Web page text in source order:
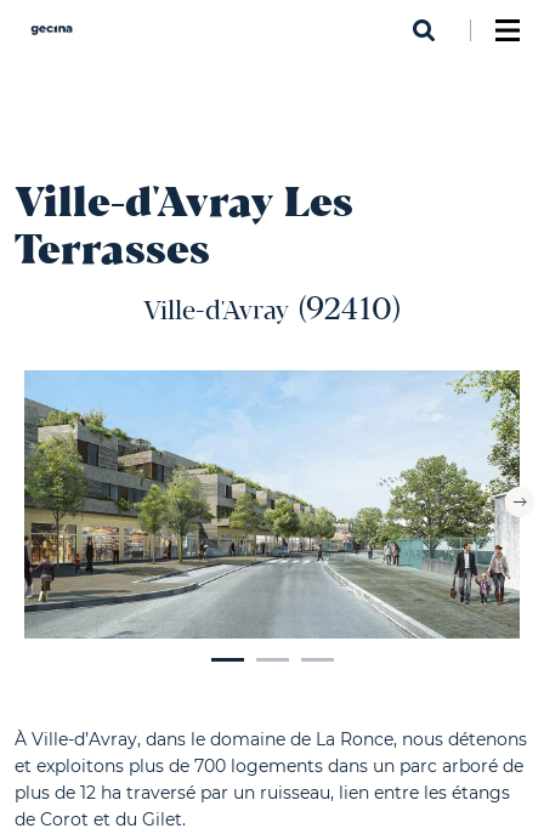
contenu
Ville-d'Avray Les
Terrasses
Ville-d'Avray (92410)
À Ville-d’Avray, dans le domaine de La Ronce, nous détenons
et exploitons plus de 700 logements dans un parc arboré de
plus de 12 ha traversé par un ruisseau, lien entre les étangs
de Corot et du Gilet.